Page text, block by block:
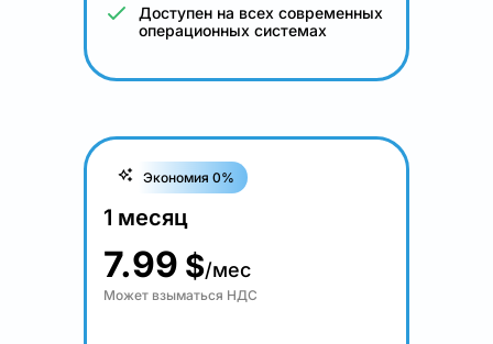
Доступен на всех современных
операционных системах
Экономия 0%
1 месяц
7.99 $/мес
Может взыматься НДС